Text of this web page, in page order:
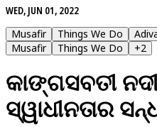
WED, JUN 01, 2022
Musafir
Things We Do
Musafir
Things We Do +2
କାଙ୍ଗସବତୀ
ସ୍ୱାଧୀନତାର